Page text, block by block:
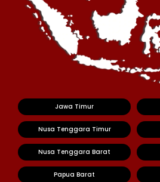
Jawa Timur
Nusa Tenggara Timur
Nusa Tenggara Barat
Papua Barat